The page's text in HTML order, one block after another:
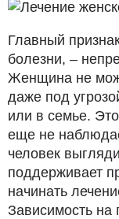
Главный
болезни, –
Женщина не
даже под
или в семье.
еще не
человек
поддерживает
начинать
Зависимость на